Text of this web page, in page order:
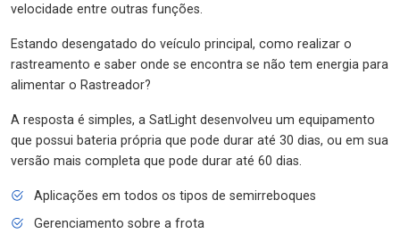
velocidade entre outras funções.
Estando desengatado do veículo principal, como realizar o
rastreamento e saber onde se encontra se não tem energia para
alimentar o Rastreador?
A resposta é simples, a SatLight desenvolveu um equipamento
que possui bateria própria que pode durar até 30 dias, ou em sua
versão mais completa que pode durar até 60 dias.
Aplicações em todos os tipos de semirreboques
Gerenciamento sobre a frota